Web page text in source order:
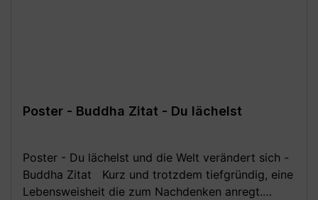
Poster - Buddha Zitat - Du lächelst
Poster - Du lächelst und die Welt verändert sich -
Buddha Zitat Kurz und trotzdem tiefgründig, eine
Lebensweisheit die zum Nachdenken anregt.